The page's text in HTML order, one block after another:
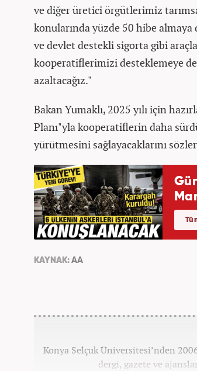
ve diğer üretici örgütlerimiz
konularında yüzde 50 hibe
ve devlet destekli sigorta gibi
kooperatiflerimizi desteklemeye
azaltacağız."
Bakan Yumaklı, 2025 yılı için
Planı"yla kooperatiflerin daha
yürütmesini sağlayacaklarını
KAYNAK: AA
Konya Selçuk Üniversitesi’nden
dergi, gazete ve